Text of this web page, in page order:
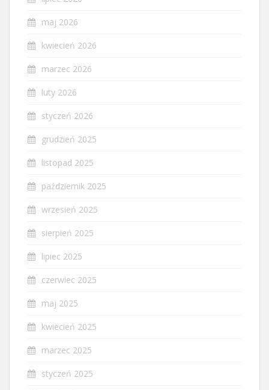
maj 2026
kwiecień 2026
marzec 2026
luty 2026
styczeń 2026
grudzień 2025
listopad 2025
październik 2025
wrzesień 2025
sierpień 2025
lipiec 2025
czerwiec 2025
maj 2025
kwiecień 2025
marzec 2025
styczeń 2025